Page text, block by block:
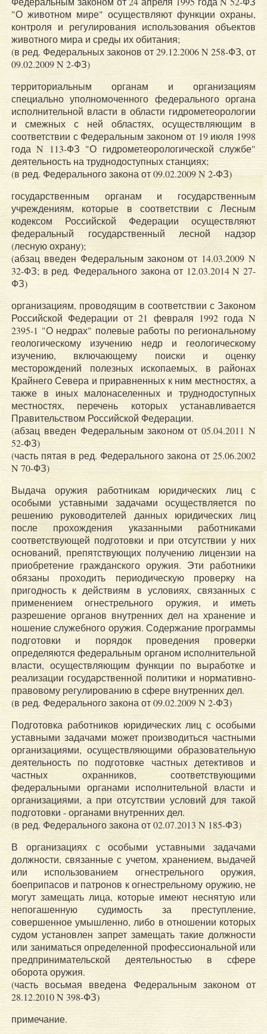
"О животном мире" осуществляют функции охраны,
контроля и регулирования использования объектов
животного мира и среды их обитания;
(в ред. Федеральных законов от 29.12.2006 N 258-ФЗ, от
09.02.2009 N 2-ФЗ)
территориальным органам и организациям
специально уполномоченного федерального органа
исполнительной власти в области гидрометеорологии
и смежных с ней областях, осуществляющим в
соответствии с Федеральным законом от 19 июля 1998
года N 113-ФЗ "О гидрометеорологической службе"
деятельность на труднодоступных станциях;
(в ред. Федерального закона от 09.02.2009 N 2-ФЗ)
государственным органам и государственным
учреждениям, которые в соответствии с Лесным
кодексом Российской Федерации осуществляют
федеральный государственный лесной надзор
(лесную охрану);
(абзац введен Федеральным законом от 14.03.2009 N
32-ФЗ; в ред. Федерального закона от 12.03.2014 N 27-
ФЗ)
организациям, проводящим в соответствии с Законом
Российской Федерации от 21 февраля 1992 года N
2395-1 "О недрах" полевые работы по региональному
геологическому изучению недр и геологическому
изучению, включающему поиски и оценку
месторождений полезных ископаемых, в районах
Крайнего Севера и приравненных к ним местностях, а
также в иных малонаселенных и труднодоступных
местностях, перечень которых устанавливается
Правительством Российской Федерации.
(абзац введен Федеральным законом от 05.04.2011 N
52-ФЗ)
(часть пятая в ред. Федерального закона от 25.06.2002
N 70-ФЗ)
Выдача оружия работникам юридических лиц с
особыми уставными задачами осуществляется по
решению руководителей данных юридических лиц
после прохождения указанными работниками
соответствующей подготовки и при отсутствии у них
оснований, препятствующих получению лицензии на
приобретение гражданского оружия. Эти работники
обязаны проходить периодическую проверку на
пригодность к действиям в условиях, связанных с
применением огнестрельного оружия, и иметь
разрешение органов внутренних дел на хранение и
ношение служебного оружия. Содержание программы
подготовки и порядок проведения проверки
определяются федеральным органом исполнительной
власти, осуществляющим функции по выработке и
реализации государственной политики и нормативно-
правовому регулированию в сфере внутренних дел.
(в ред. Федерального закона от 09.02.2009 N 2-ФЗ)
Подготовка работников юридических лиц с особыми
уставными задачами может производиться частными
организациями, осуществляющими образовательную
деятельность по подготовке частных детективов и
частных охранников, соответствующими
федеральными органами исполнительной власти и
организациями, а при отсутствии условий для такой
подготовки - органами внутренних дел.
(в ред. Федерального закона от 02.07.2013 N 185-ФЗ)
В организациях с особыми уставными задачами
должности, связанные с учетом, хранением, выдачей
или использованием огнестрельного оружия,
боеприпасов и патронов к огнестрельному оружию, не
могут замещать лица, которые имеют неснятую или
непогашенную судимость за преступление,
совершенное умышленно, либо в отношении которых
судом установлен запрет замещать такие должности
или заниматься определенной профессиональной или
предпринимательской деятельностью в сфере
оборота оружия.
(часть восьмая введена Федеральным законом от
28.12.2010 N 398-ФЗ)
примечание.